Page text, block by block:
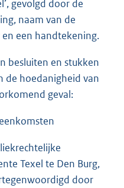
gevolgd door de
naam van de
een handtekening.
besluiten en stukken
de hoedanigheid van
geval:
Texel te Den Burg,
door